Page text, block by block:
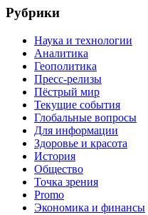
Рубрики
Наука и технологии
Аналитика
Геополитика
Пресс-релизы
Пёстрый мир
Текущие события
Глобальные вопросы
Для информации
Здоровье и красота
История
Общество
Точка зрения
Promo
Экономика и финансы